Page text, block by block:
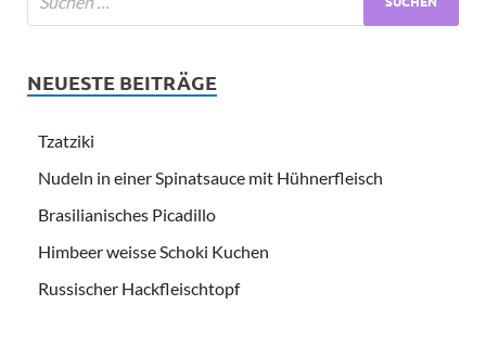
NEUESTE BEITRÄGE
Tzatziki
Nudeln in einer Spinatsauce mit Hühnerfleisch
Brasilianisches Picadillo
Himbeer weisse Schoki Kuchen
Russischer Hackfleischtopf